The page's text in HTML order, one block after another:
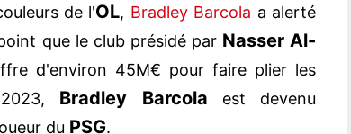
de l'OL, Bradley Barcola a alerté
que le club présidé par Nasser Al-
d'environ 45M€ pour faire plier les
Bradley Barcola
est devenu
du PSG.